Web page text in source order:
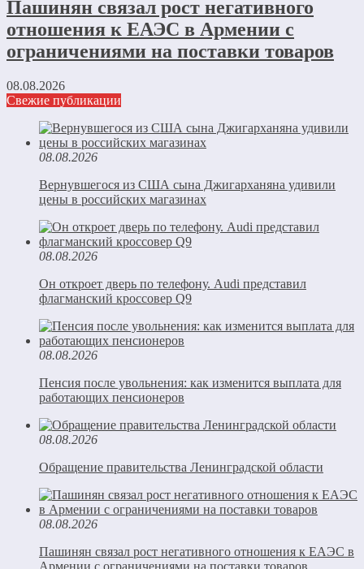
Пашинян связал рост негативного
отношения к ЕАЭС в Армении с
ограничениями на поставки товаров
08.08.2026
Свежие публикации
08.08.2026
Вернувшегося из США сына Джигарханяна удивили
цены в российских магазинах
08.08.2026
Он откроет дверь по телефону. Audi представил
флагманский кроссовер Q9
08.08.2026
Пенсия после увольнения: как изменится выплата для
работающих пенсионеров
08.08.2026
Обращение правительства Ленинградской области
08.08.2026
Пашинян связал рост негативного отношения к ЕАЭС в
Армении с ограничениями на поставки товаров